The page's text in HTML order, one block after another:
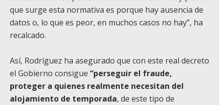
que surge esta normativa es porque hay ausencia de
datos o, lo que es peor, en muchos casos no hay”, ha
recalcado.
Así, Rodríguez ha asegurado que con este real decreto
el Gobierno consigue “perseguir el fraude,
proteger a quienes realmente necesitan del
alojamiento de temporada, de este tipo de